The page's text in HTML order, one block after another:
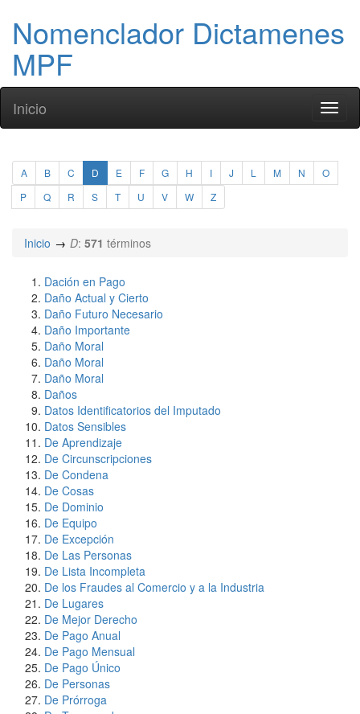
Nomenclador Dictamenes
MPF
Inicio
A B C D E F G H I J L M N
O
P
Q R S T U V W Z
Inicio D: 571 términos
Dación en Pago
Daño Actual y Cierto
Daño Futuro Necesario
Daño Importante
Daño Moral
Daño Moral
Daño Moral
Daños
Datos Identificatorios del Imputado
Datos Sensibles
De Aprendizaje
De Circunscripciones
De Condena
De Cosas
De Dominio
De Equipo
De Excepción
De Las Personas
De Lista Incompleta
De los Fraudes al Comercio y a la Industria
De Lugares
De Mejor Derecho
De Pago Anual
De Pago Mensual
De Pago Único
De Personas
De Prórroga